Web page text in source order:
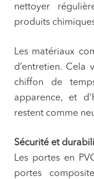
nettoyer
produits
Les matériaux
d’entretien. Cela
chiffon de
apparence, et
restent comme
Sécurité et
Les portes en
portes